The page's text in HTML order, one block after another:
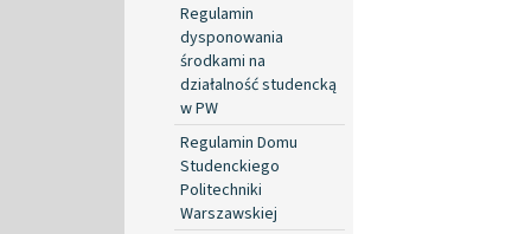
Regulamin
dysponowania
środkami na
działalność studencką
w PW
Regulamin Domu
Studenckiego
Politechniki
Warszawskiej